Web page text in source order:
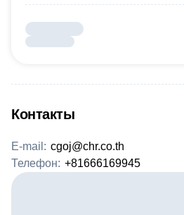
Контакты
E-mail: cgoj@chr.co.th
Телефон: +81666169945